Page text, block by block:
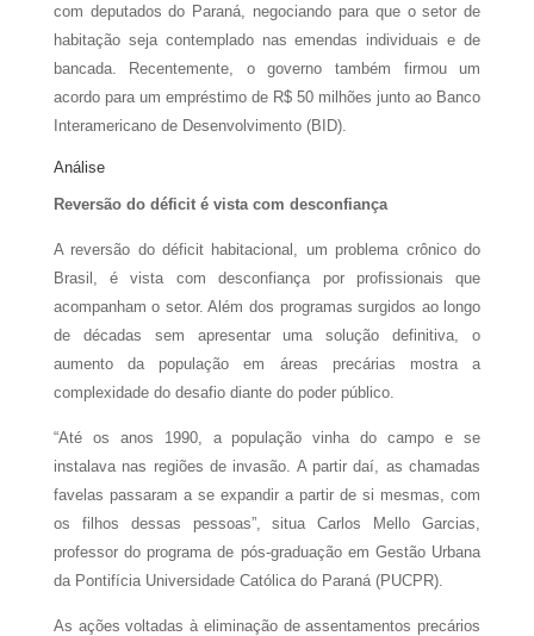
com deputados do Paraná, negociando para que o setor de
habitação seja contemplado nas emendas individuais e de
bancada. Recentemente, o governo também firmou um
acordo para um empréstimo de R$ 50 milhões junto ao Banco
Interamericano de Desenvolvimento (BID).
Análise
Reversão do déficit é vista com desconfiança
A reversão do déficit habitacional, um problema crônico do
Brasil, é vista com desconfiança por profissionais que
acompanham o setor. Além dos programas surgidos ao longo
de décadas sem apresentar uma solução definitiva, o
aumento da população em áreas precárias mostra a
complexidade do desafio diante do poder público.
“Até os anos 1990, a população vinha do campo e se
instalava nas regiões de invasão. A partir daí, as chamadas
favelas passaram a se expandir a partir de si mesmas, com
os filhos dessas pessoas”, situa Carlos Mello Garcias,
professor do programa de pós-graduação em Gestão Urbana
da Pontifícia Universidade Católica do Paraná (PUCPR).
As ações voltadas à eliminação de assentamentos precários